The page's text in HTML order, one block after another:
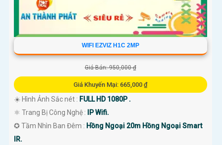
WIFI EZVIZ H1C 2MP
Giá Bán: 950,000 ₫
Giá Khuyến Mại: 665,000 ₫
☀️ Hình Ảnh Sắc nét : FULL HD 1080P .
⚛️ Trang Bị Công Nghệ :
IP Wifi.
✪ Tầm Nhìn Ban Đêm : Hồng Ngoại 20m Hồng Ngoại Smart
IR.